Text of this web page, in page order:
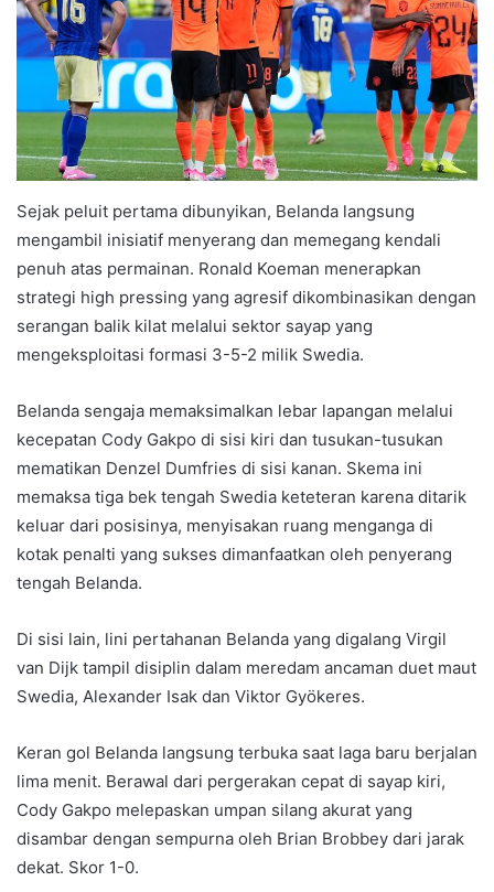
Sejak peluit pertama dibunyikan, Belanda langsung
mengambil inisiatif menyerang dan memegang kendali
penuh atas permainan. Ronald Koeman menerapkan
strategi high pressing yang agresif dikombinasikan dengan
serangan balik kilat melalui sektor sayap yang
mengeksploitasi formasi 3-5-2 milik Swedia.
Belanda sengaja memaksimalkan lebar lapangan melalui
kecepatan Cody Gakpo di sisi kiri dan tusukan-tusukan
mematikan Denzel Dumfries di sisi kanan. Skema ini
memaksa tiga bek tengah Swedia keteteran karena ditarik
keluar dari posisinya, menyisakan ruang menganga di
kotak penalti yang sukses dimanfaatkan oleh penyerang
tengah Belanda.
Di sisi lain, lini pertahanan Belanda yang digalang Virgil
van Dijk tampil disiplin dalam meredam ancaman duet maut
Swedia, Alexander Isak dan Viktor Gyökeres.
Keran gol Belanda langsung terbuka saat laga baru berjalan
lima menit. Berawal dari pergerakan cepat di sayap kiri,
Cody Gakpo melepaskan umpan silang akurat yang
disambar dengan sempurna oleh Brian Brobbey dari jarak
dekat. Skor 1-0.